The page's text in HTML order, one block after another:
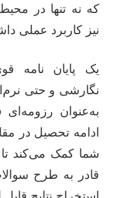
که نه تنها در
نیز کاربرد عملی
یک پایان نامه
نگارشی و حتی
به‌عنوان رزومه‌ای
ادامه تحصیل در
شما کمک می‌کند
قادر به طرح